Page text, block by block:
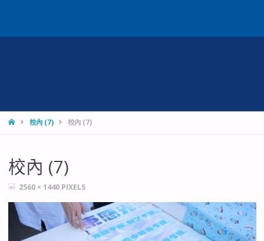
HOME校內 (7) 校內 (7)
校內 (7)
FULL2560 × 1440 PIXELS